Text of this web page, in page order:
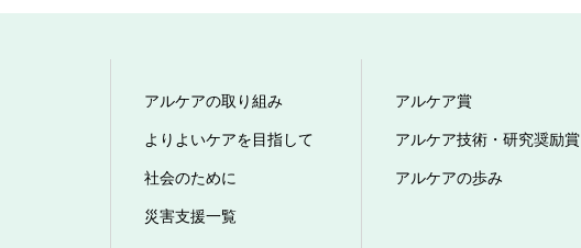
アルケアの取り組み
よりよいケアを目指して
社会のために
災害支援一覧
アルケア賞
アルケア技術・研究奨励賞
アルケアの歩み